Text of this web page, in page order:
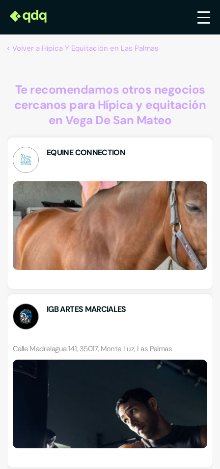
Volver a Hípica Y Equitación en Las Palmas
Te recomendamos otros negocios
cercanos para Hípica y equitación
en Vega De San Mateo
EQUINE CONNECTION
IGB ARTES MARCIALES
Calle Madrelagua 141, 35017, Monte Luz, Las Palmas